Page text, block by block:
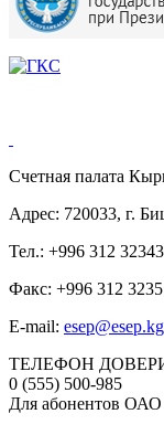
Счетная палата
Адрес: 720033, г.
Тел.: +996 312
Факс: +996 312
E-mail: esep@esep.kg
ТЕЛЕФОН
0 (555) 500-985
Для абонентов ОАО